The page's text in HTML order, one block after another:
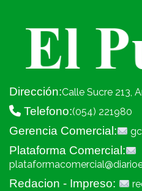
Dirección:Calle Sucre 213,
Telefono:(054) 221980
Gerencia Comercial:
Plataforma Comercial:
Redacion - Impreso: